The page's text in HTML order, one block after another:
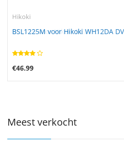
Hikoki
BSL1225M voor Hikoki WH12DA
€46.99
Meest verkocht